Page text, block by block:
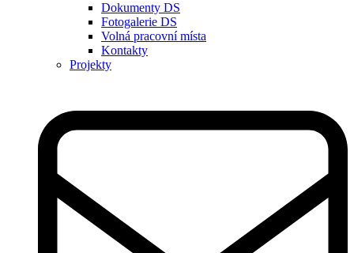
Dokumenty DS
Fotogalerie DS
Volná pracovní místa
Kontakty
Projekty